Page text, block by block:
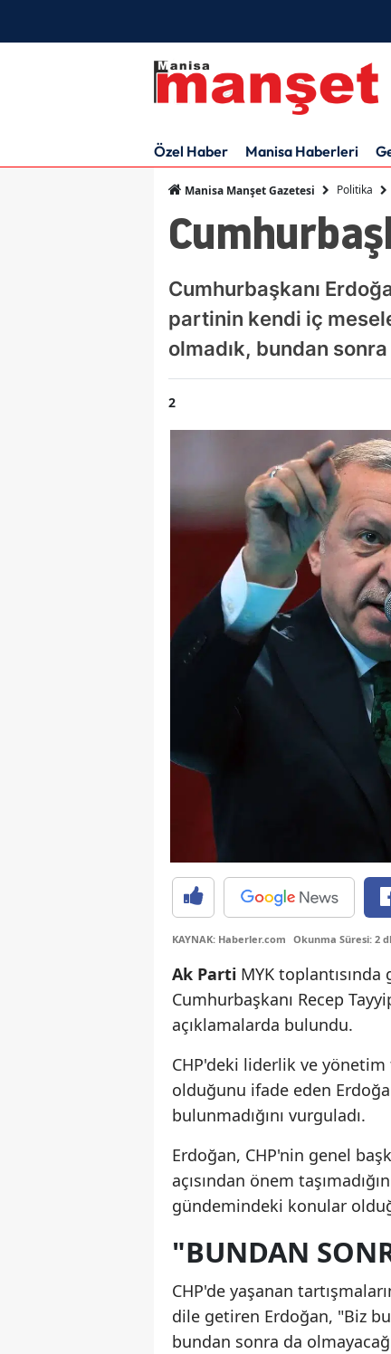
Özel Haber Manisa Haberleri
Manisa Manşet Gazetesi Politika
Cumhurbaşkanı
partinin kendi iç
olmadık, bundan
2
KAYNAK: Haberler.com Okunma Süresi: 2
Ak Parti MYK
Cumhurbaşkanı Recep
açıklamalarda bulundu.
CHP'deki liderlik ve
olduğunu ifade eden
bulunmadığını vurguladı.
Erdoğan, CHP'nin genel
açısından önem
gündemindeki konular
"BUNDAN
CHP'de yaşanan
dile getiren Erdoğan, "Biz
bundan sonra da